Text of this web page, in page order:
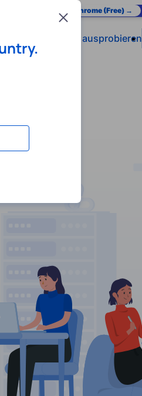
Add to Chrome (Free) →
Jetzt ausprobieren
Close